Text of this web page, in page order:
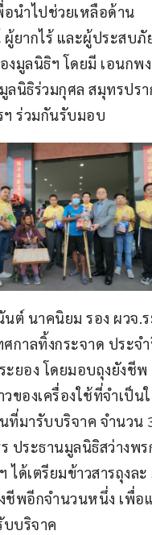
อนำไปช่วยเหลือด้าน
ยากไร้ และผู้ประสบภั
งมูลนิธิฯ โดยมี เอนกพ
นิธิร่วมกุศล สมุทรปร
ฯ ร่วมกันรับมอบ
ต์ นาคนิยม รอง ผวจ.
กาลทิ้งกระจาด ประจ
ะยอง โดยมอบถุงยังชีพ
ของเครื่องใช้ที่จำเป็น
ที่มารับบริจาค จำนวน
ประธานมูลนิธิสว่างพ
ได้เตรียมข้าวสารถุงล
ชีพอีกจำนวนหนึ่ง เพื่อ
บริจาค